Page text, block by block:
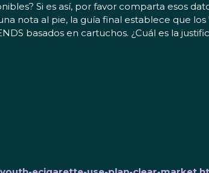
Si es así, por favor comparta esos
nota al pie, la guía final establece que
basados en cartuchos. ¿Cuál es la